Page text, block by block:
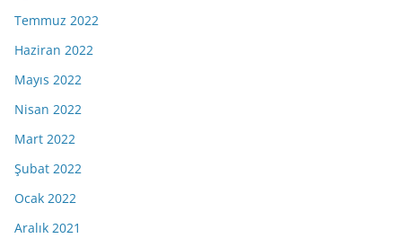
Temmuz 2022
Haziran 2022
Mayıs 2022
Nisan 2022
Mart 2022
Şubat 2022
Ocak 2022
Aralık 2021